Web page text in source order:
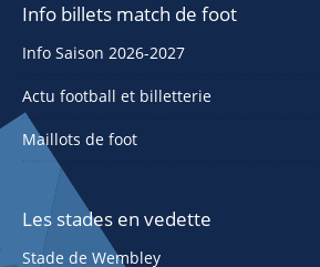
Info billets match de foot
Info Saison 2026-2027
Actu football et billetterie
Maillots de foot
Les stades en vedette
Stade de Wembley